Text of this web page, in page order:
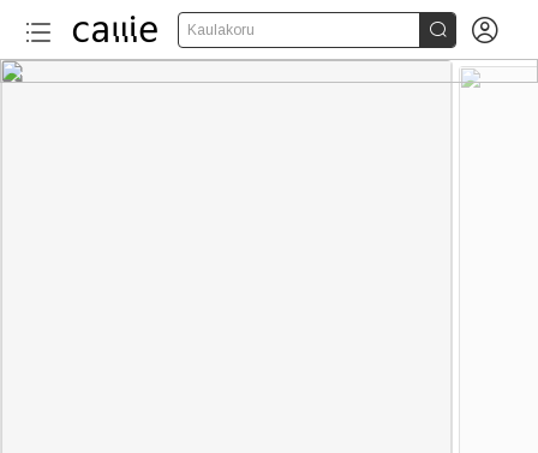
Kaulakoru  